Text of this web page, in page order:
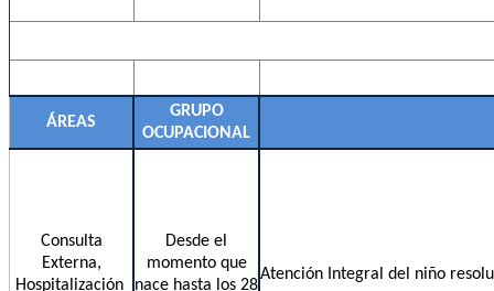
ÁREAS
GRUPO
OCUPACIONAL
Consulta
Externa,
Hospitalización
Desde el
momento que
nace hasta los 28
Atención Integral del niño